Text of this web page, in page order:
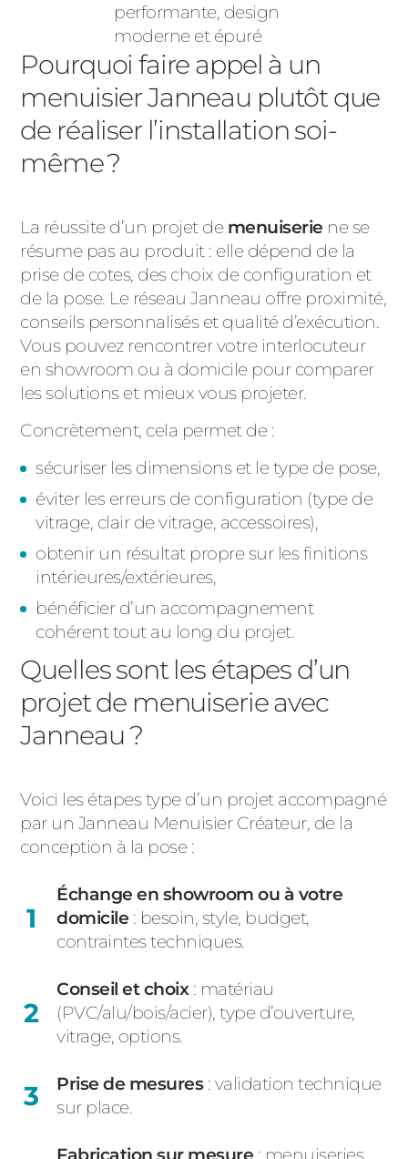
performante, design
moderne et épuré
Pourquoi faire appel à un
menuisier Janneau plutôt que
de réaliser l’installation soi-
même ?
La réussite d’un projet de menuiserie ne se
résume pas au produit : elle dépend de la
prise de cotes, des choix de configuration et
de la pose. Le réseau Janneau offre proximité,
conseils personnalisés et qualité d’exécution.
Vous pouvez rencontrer votre interlocuteur
en showroom ou à domicile pour comparer
les solutions et mieux vous projeter.
Concrètement, cela permet de :
sécuriser les dimensions et le type de pose,
éviter les erreurs de configuration (type de
vitrage, clair de vitrage, accessoires),
obtenir un résultat propre sur les finitions
intérieures/extérieures,
bénéficier d’un accompagnement
cohérent tout au long du projet.
Quelles sont les étapes d’un
projet de menuiserie avec
Janneau ?
Voici les étapes type d’un projet accompagné
par un Janneau Menuisier Créateur, de la
conception à la pose :
Échange en showroom ou à votre
domicile : besoin, style, budget,
contraintes techniques.
Conseil et choix: matériau
(PVC/alu/bois/acier), type d’ouverture,
vitrage, options.
Prise de mesures: validation technique
sur place.
Fabrication sur mesure : menuiseries